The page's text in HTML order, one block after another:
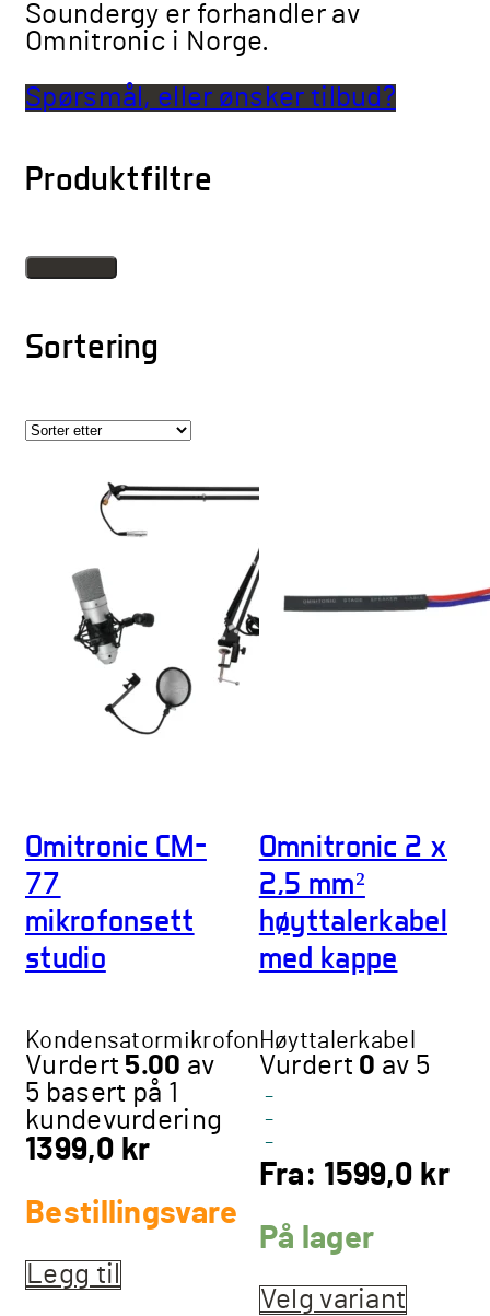
Soundergy er forhandler av
Omnitronic i Norge.
Spørsmål, eller ønsker tilbud?
Produktfiltre
Sortering
Omitronic CM-
77
mikrofonsett
studio
Kondensatormikrofon
Vurdert 5.00 av
5 basert på 1
kundevurdering
1399,0 kr
Bestillingsvare
Legg til
Omnitronic 2 x
2,5 mm²
høyttalerkabel
med kappe
Høyttalerkabel
Vurdert 0 av 5
-
-
-
Fra: 1599,0 kr
På lager
Velg variant